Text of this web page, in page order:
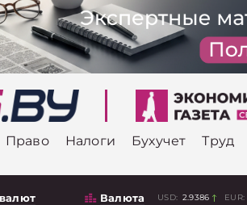
Право Налоги Бухучет Труд
Валюта USD: 2.9386 EUR: